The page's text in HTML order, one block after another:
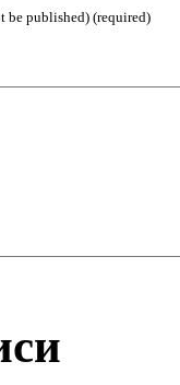
published) (required)